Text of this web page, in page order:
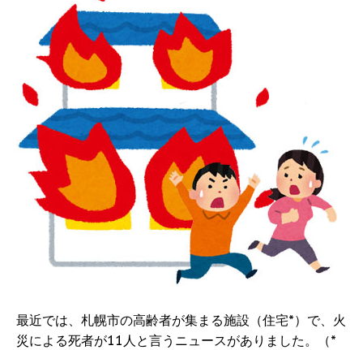
最近では、札幌市の高齢者が集まる施設（住宅*）で、火
災による死者が11人と言うニュースがありました。（*